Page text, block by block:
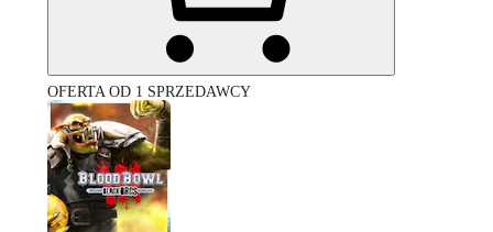
OFERTA OD 1 SPRZEDAWCY